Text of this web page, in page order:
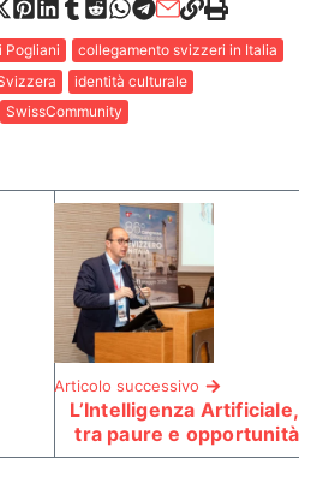
Pogliani
collegamento svizzeri in Italia
identità culturale
SwissCommunity
Articolo successivo
L’Intelligenza Artificiale,
tra paure e opportunità